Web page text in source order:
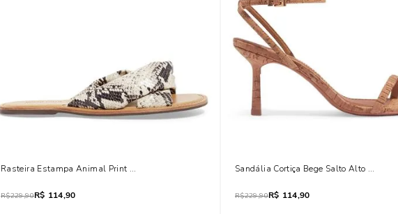
Rasteira Estampa Animal Print Cobra
R$229,90R$ 114,90
Sandália Cortiça Bege Salto Alto Fino
R$229,90R$ 114,90